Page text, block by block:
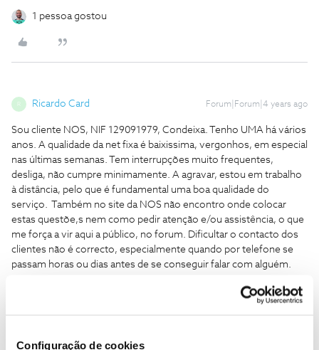
Configuração de cookies
1 pessoa gostou
R Ricardo Card Forum|Forum|4 years ago
Sou cliente NOS, NIF 129091979, Condeixa. Tenho UMA há vários
anos. A qualidade da net fixa é baixissima, vergonhos, em especial
nas últimas semanas. Tem interrupções muito frequentes,
desliga, não cumpre minimamente. A agravar, estou em trabalho
à distância, pelo que é fundamental uma boa qualidade do
serviço. Também no site da NOS não encontro onde colocar
estas questõe,s nem como pedir atenção e/ou assistência, o que
me força a vir aqui a público, no forum. Dificultar o contacto dos
clientes não é correcto, especialmente quando por telefone se
passam horas ou dias antes de se conseguir falar com alguém.
Para podermos tentar ajudar qual o router que tem instalado?
Está a tentar aceder via wifi ou por cabo? Depois de saber estes